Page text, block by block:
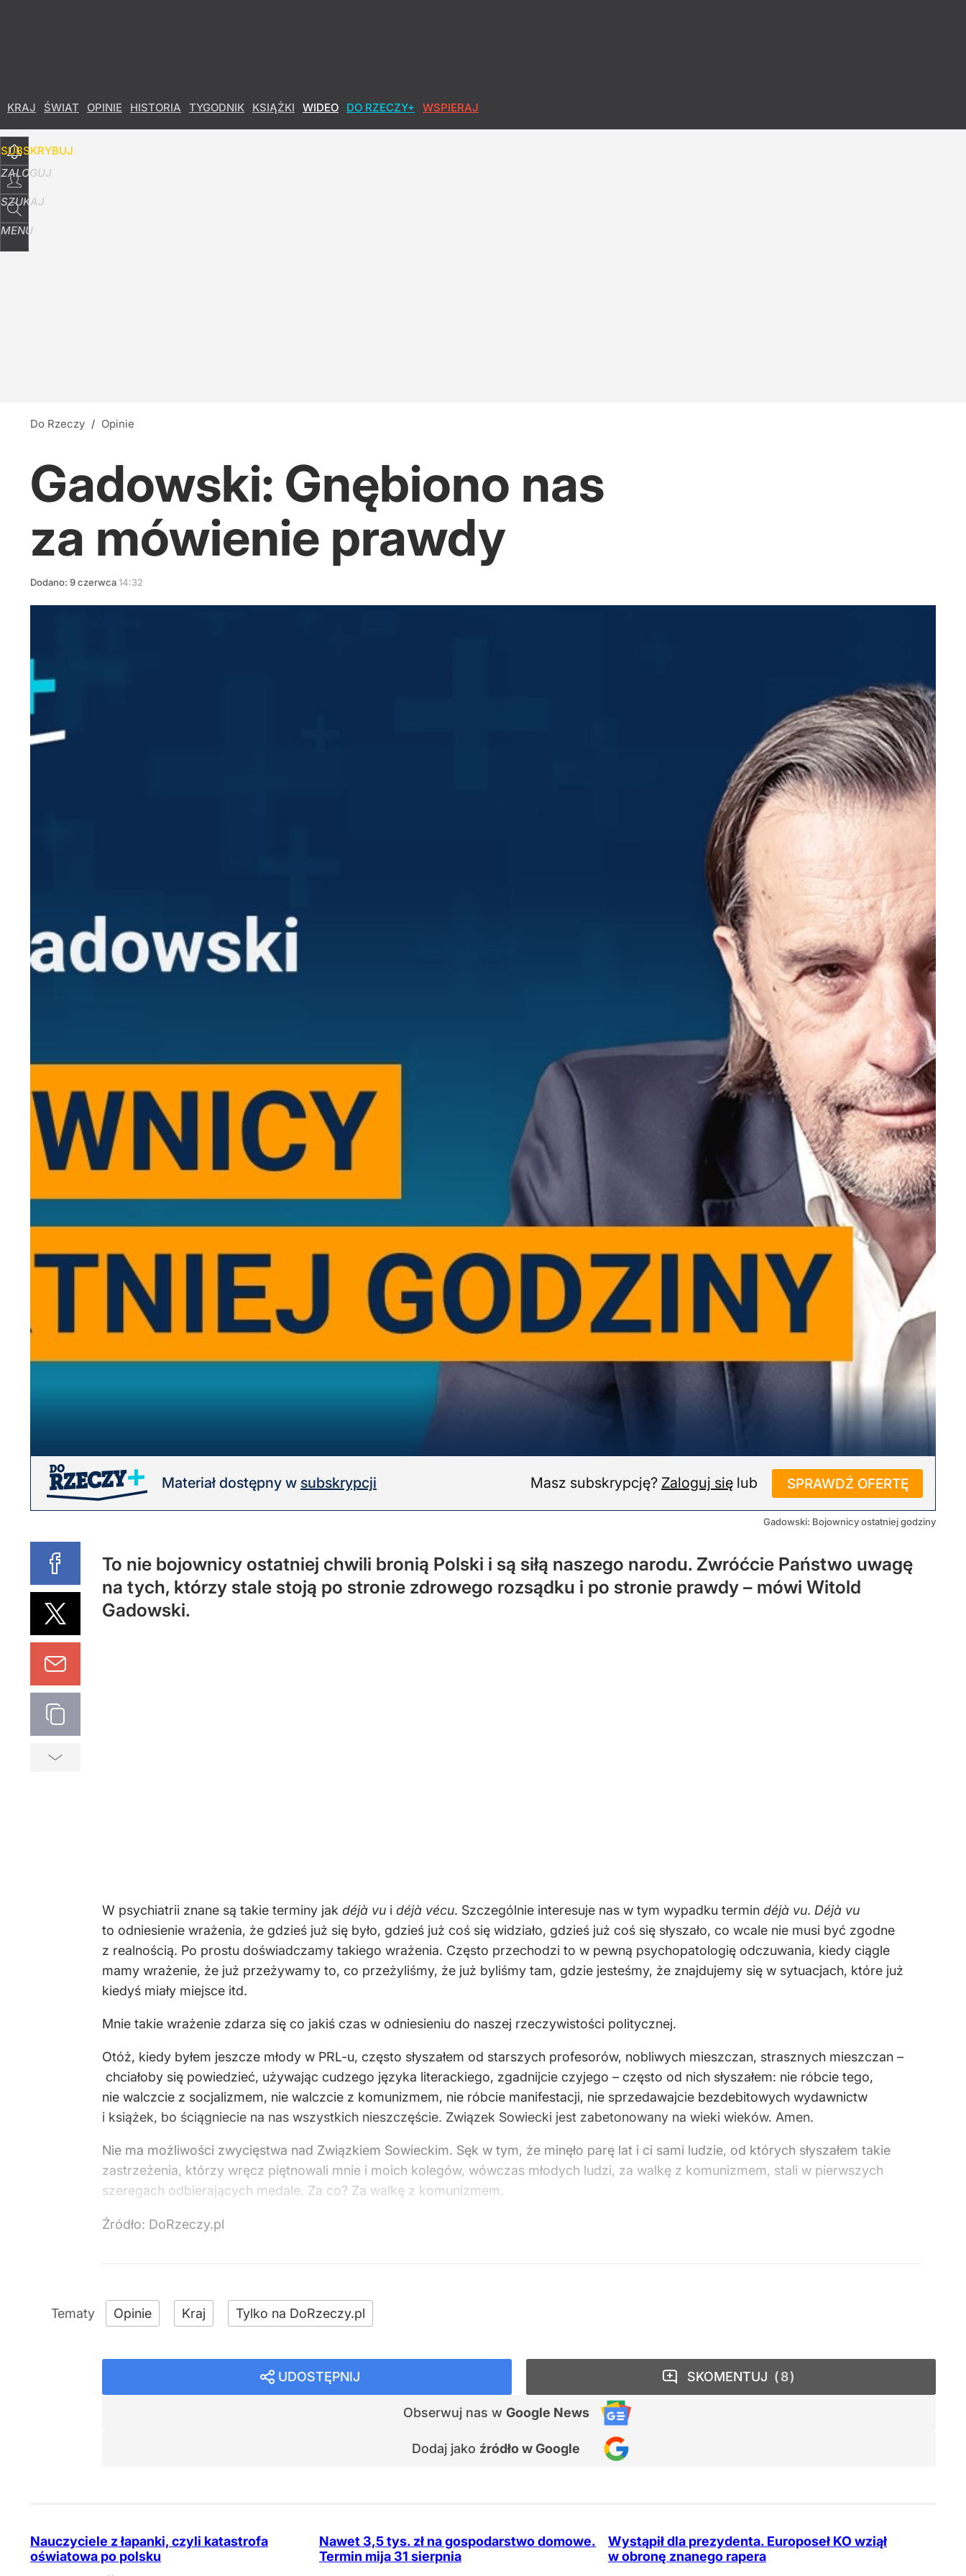
KRAJ ŚWIAT OPINIE HISTORIA TYGODNIK KSIĄŻKI WIDEO DO RZECZY+ WSPIERAJ
SUBSKRYBUJ
ZALOGUJ
SZUKAJ
MENU
Do Rzeczy / Opinie
Gadowski: Gnębiono nas
za mówienie prawdy
Dodano: 9czerwca14:32
Materiał dostępny w subskrypcji Masz subskrypcję? Zaloguj się lub SPRAWDŹ OFERTĘ
Gadowski: Bojownicy ostatniej godziny
To nie bojownicy ostatniej chwili bronią Polski i są siłą naszego narodu. Zwróćcie Państwo uwagę
na tych, którzy stale stoją po stronie zdrowego rozsądku i po stronie prawdy – mówi Witold
Gadowski.
W psychiatrii znane są takie terminy jak déjà vu i déjà vécu. Szczególnie interesuje nas w tym wypadku termin déjà vu. Déjà vu
to odniesienie wrażenia, że gdzieś już się było, gdzieś już coś się widziało, gdzieś już coś się słyszało, co wcale nie musi być zgodne
z realnością. Po prostu doświadczamy takiego wrażenia. Często przechodzi to w pewną psychopatologię odczuwania, kiedy ciągle
mamy wrażenie, że już przeżywamy to, co przeżyliśmy, że już byliśmy tam, gdzie jesteśmy, że znajdujemy się w sytuacjach, które już
kiedyś miały miejsce itd.
Mnie takie wrażenie zdarza się co jakiś czas w odniesieniu do naszej rzeczywistości politycznej.
Otóż, kiedy byłem jeszcze młody w PRL-u, często słyszałem od starszych profesorów, nobliwych mieszczan, strasznych mieszczan –
chciałoby się powiedzieć, używając cudzego języka literackiego, zgadnijcie czyjego – często od nich słyszałem: nie róbcie tego,
nie walczcie z socjalizmem, nie walczcie z komunizmem, nie róbcie manifestacji, nie sprzedawajcie bezdebitowych wydawnictw
i książek, bo ściągniecie na nas wszystkich nieszczęście. Związek Sowiecki jest zabetonowany na wieki wieków. Amen.
Nie ma możliwości zwycięstwa nad Związkiem Sowieckim. Sęk w tym, że minęło parę lat i ci sami ludzie, od których słyszałem takie
zastrzeżenia, którzy wręcz piętnowali mnie i moich kolegów, wówczas młodych ludzi, za walkę z komunizmem, stali w pierwszych
szeregach odbierających medale. Za co? Za walkę z komunizmem.
Źródło: DoRzeczy.pl
Opinie Kraj Tylko na DoRzeczy.pl
UDOSTĘPNIJ
Obserwuj nas w Google News
Dodaj jako źródło w Google
SKOMENTUJ 8
Nauczyciele z łapanki, czyli katastrofa
oświatowa po polsku
Nawet 3,5 tys. zł na gospodarstwo domowe.
Termin mija 31 sierpnia
Wystąpił dla prezydenta. Europoseł KO wziął
w obronę znanego rapera